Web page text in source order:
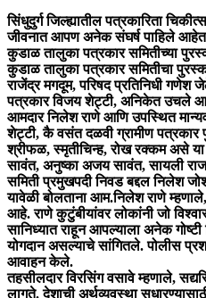
सिंधुदुर्ग जिल्ह्यातील पत्रकारिता
जीवनात आपण अनेक संघर्ष पाहिले आहेत.
कुडाळ तालुका पत्रकार समितीच्या
कुडाळ तालुका पत्रकार समितीचा
राजेंद्र मगदूम, परिषद प्रतिनिधी गणेश
पत्रकार विजय शेट्टी, अनिकेत उचले
आमदार निलेश राणे आणि उपस्थित
शेट्टी, कै वसंत दळवी ग्रामीण पत्रकार
श्रीफळ, स्मृतीचिन्ह, रोख रक्कम असे या
सावंत, अनुष्का अजय सावंत, सायली
समिती प्रमुखपदी निवड बद्दल निलेश
यावेळी बोलताना आम.निलेश राणे
आहे. राणे कुटुंबीयांवर लोकांनी जो
सानिध्यात राहून आपल्याला अनेक
योगदान असल्याचे सांगितले. पोलीस
आवाहन केले.
तहसीलदार विरसिंग वसावे म्हणाले,
लागते. देशाची अर्थव्यवस्था